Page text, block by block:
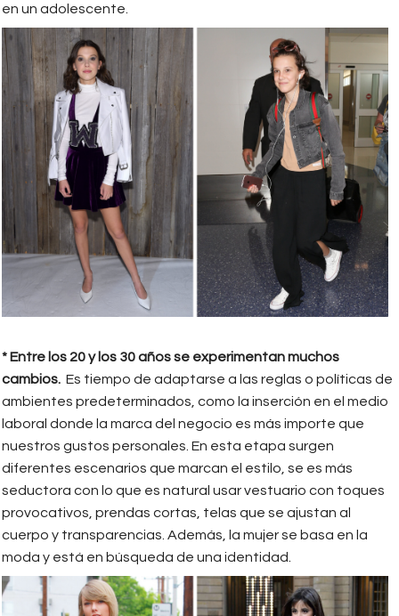
en un adolescente.
1.png
* Entre los 20 y los 30 años se experimentan muchos
cambios. Es tiempo de adaptarse a las reglas o políticas de
ambientes predeterminados, como la inserción en el medio
laboral donde la marca del negocio es más importe que
nuestros gustos personales. En esta etapa surgen
diferentes escenarios que marcan el estilo, se es más
seductora con lo que es natural usar vestuario con toques
provocativos, prendas cortas, telas que se ajustan al
cuerpo y transparencias. Además, la mujer se basa en la
moda y está en búsqueda de una identidad.
2.png